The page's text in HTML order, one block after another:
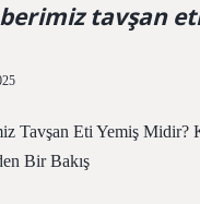
tavşan
Tavşan Eti Yemiş Midir?
Bir Bakış